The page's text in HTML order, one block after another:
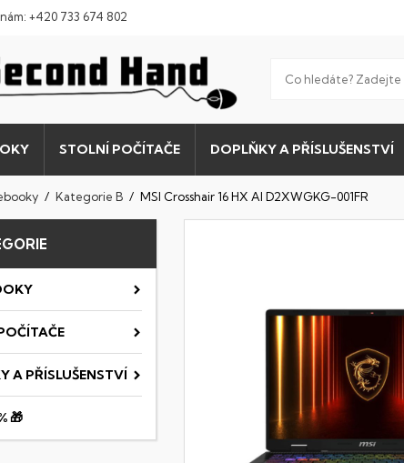
+420 733 674 802
STOLNÍ POČÍTAČE DOPLŇKY A PŘÍSLUŠENSTVÍ
Kategorie B MSI Crosshair 16 HX AI D2XWGKG-001FR
A PŘÍSLUŠENSTVÍ
🎁